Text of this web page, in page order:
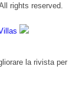
rights reserved.
la rivista per